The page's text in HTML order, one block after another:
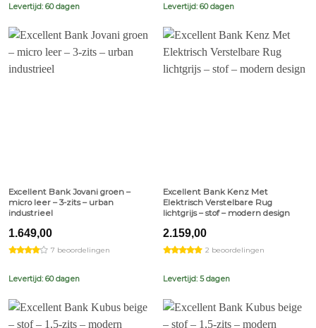
Levertijd: 60 dagen Levertijd: 60 dagen
Excellent Bank Jovani groen –
micro leer – 3-zits – urban
industrieel
1.649,00
7 beoordelingen
Levertijd: 60 dagen
Excellent Bank Kenz Met
Elektrisch Verstelbare Rug
lichtgrijs – stof – modern design
2.159,00
2 beoordelingen
Levertijd: 5 dagen